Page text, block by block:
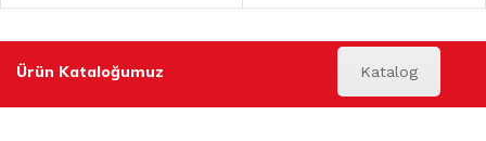
Ürün Kataloğumuz Katalog